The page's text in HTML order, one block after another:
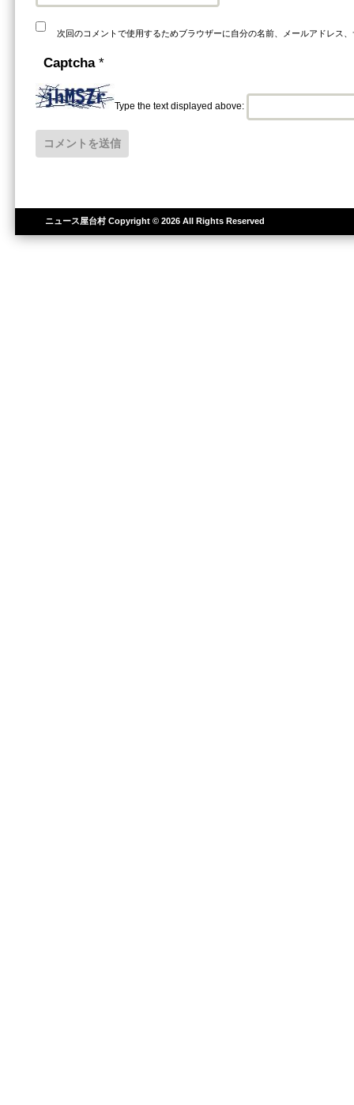
次回のコメントで使用するためブラウザーに自分の名前、メールアドレス
Captcha *
Type the text displayed above:
ニュース屋台村Copyright © 2026 All Rights Reserved